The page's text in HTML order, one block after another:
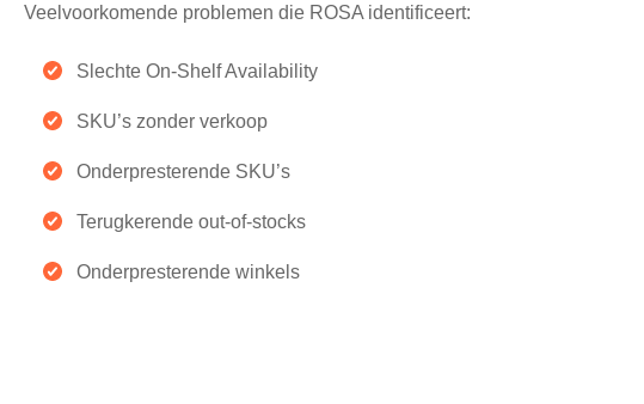
Veelvoorkomende problemen die ROSA identificeert:
Slechte On-Shelf Availability
SKU’s zonder verkoop
Onderpresterende SKU’s
Terugkerende out-of-stocks
Onderpresterende winkels